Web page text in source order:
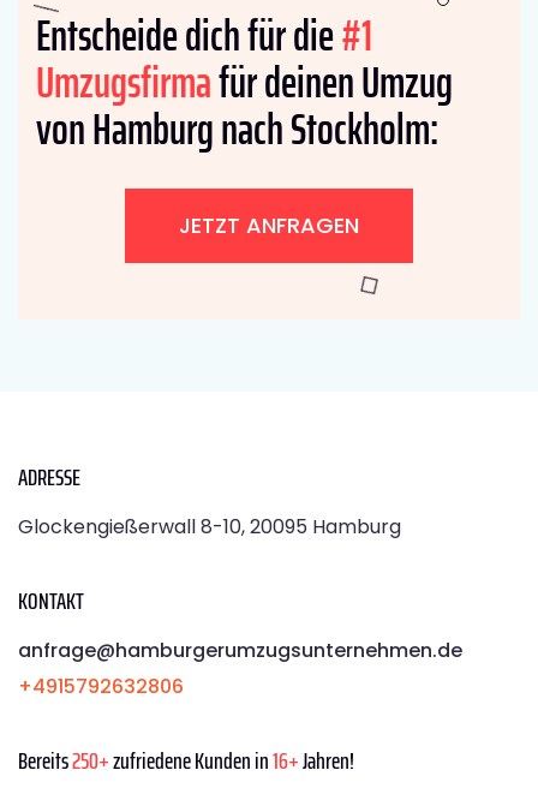
Entscheide dich für die#1
Umzugsfirmafür deinen Umzug
von Hamburg nach Stockholm:
JETZT ANFRAGEN
ADRESSE
Glockengießerwall 8-10, 20095 Hamburg
KONTAKT
anfrage@hamburgerumzugsunternehmen.de
+4915792632806
Bereits250+zufriedene Kunden in16+Jahren!